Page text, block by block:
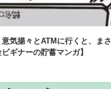
気揚々とATMに行くと、まさ
ギナーの貯蓄マンガ】